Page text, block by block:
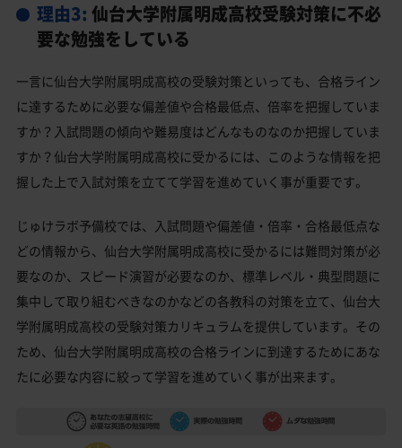
理由3: 仙台大学附属明成高校受験対策に不必
要な勉強をしている
一言に仙台大学附属明成高校の受験対策といっても、合格ライン
に達するために必要な偏差値や合格最低点、倍率を把握していま
すか？入試問題の傾向や難易度はどんなものなのか把握していま
すか？仙台大学附属明成高校に受かるには、このような情報を把
握した上で入試対策を立てて学習を進めていく事が重要です。
じゅけラボ予備校では、入試問題や偏差値・倍率・合格最低点な
どの情報から、仙台大学附属明成高校に受かるには難問対策が必
要なのか、スピード演習が必要なのか、標準レベル・典型問題に
集中して取り組むべきなのかなどの各教科の対策を立て、仙台大
学附属明成高校の受験対策カリキュラムを提供しています。その
ため、仙台大学附属明成高校の合格ラインに到達するためにあな
たに必要な内容に絞って学習を進めていく事が出来ます。